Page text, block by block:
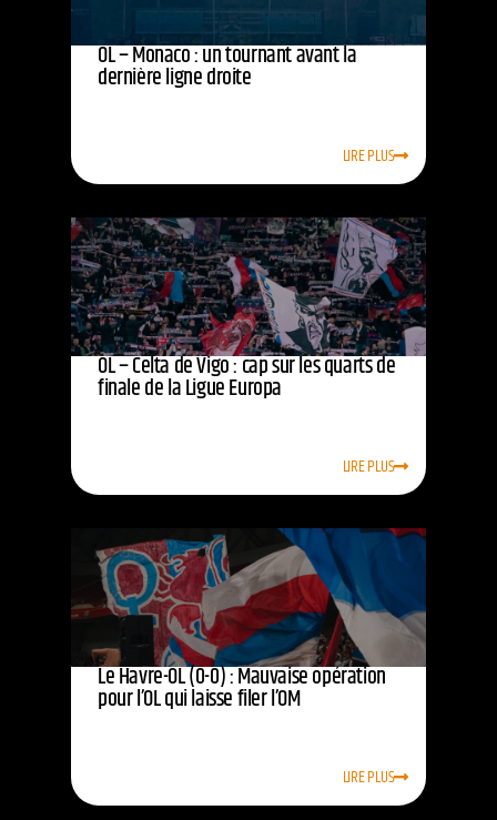
OL – Monaco : un tournant avant la
dernière ligne droite
LIRE PLUS
OL – Celta de Vigo : cap sur les quarts de
finale de la Ligue Europa
LIRE PLUS
Le Havre-OL (0-0) : Mauvaise opération
pour l’OL qui laisse filer l’OM
LIRE PLUS